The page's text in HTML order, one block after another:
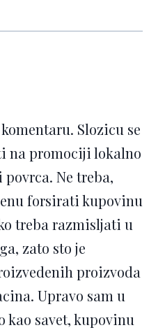
Slozicu se
na promociji lokalno
Ne treba,
forsirati kupovinu
treba razmisljati u
zato sto je
proizvoda
Upravo sam u
kao savet, kupovinu